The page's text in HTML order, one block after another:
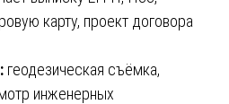
карту, проект договора
геодезическая съёмка,
инженерных